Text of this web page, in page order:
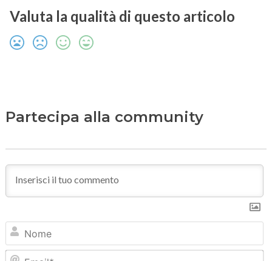
Valuta la qualità di questo articolo
Partecipa alla community